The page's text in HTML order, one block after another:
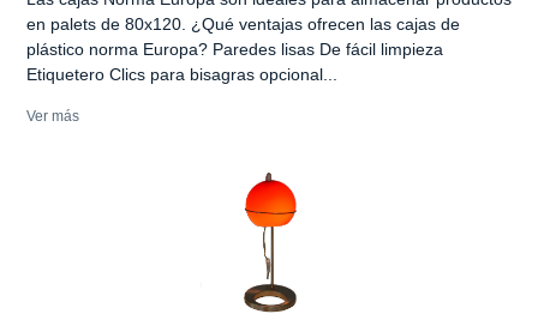
en palets de 80x120. ¿Qué ventajas ofrecen las cajas de
plástico norma Europa? Paredes lisas De fácil limpieza
Etiquetero Clics para bisagras opcional...
Ver más